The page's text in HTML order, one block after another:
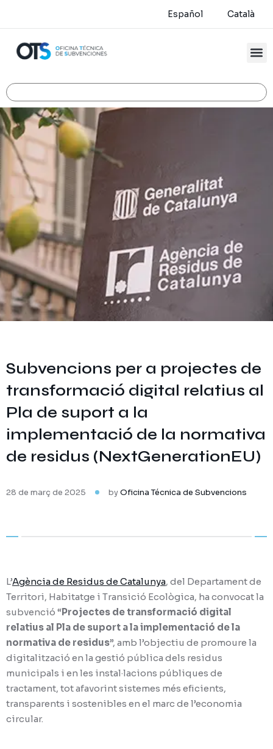
Español Català
Subvencions per a projectes de
transformació digital relatius al
Pla de suport a la
implementació de la normativa
de residus (NextGenerationEU)
28 de març de 2025 byOficina Técnica de Subvencions
L’Agència de Residus de Catalunya, del Departament de
Territori, Habitatge i Transició Ecològica, ha convocat la
subvenció “Projectes de transformació digital
relatius al Pla de suport a la implementació de la
normativa de residus”, amb l’objectiu de promoure la
digitalització en la gestió pública dels residus
municipals i en les instal·lacions públiques de
tractament, tot afavorint sistemes més eficients,
transparents i sostenibles en el marc de l’economia
circular.